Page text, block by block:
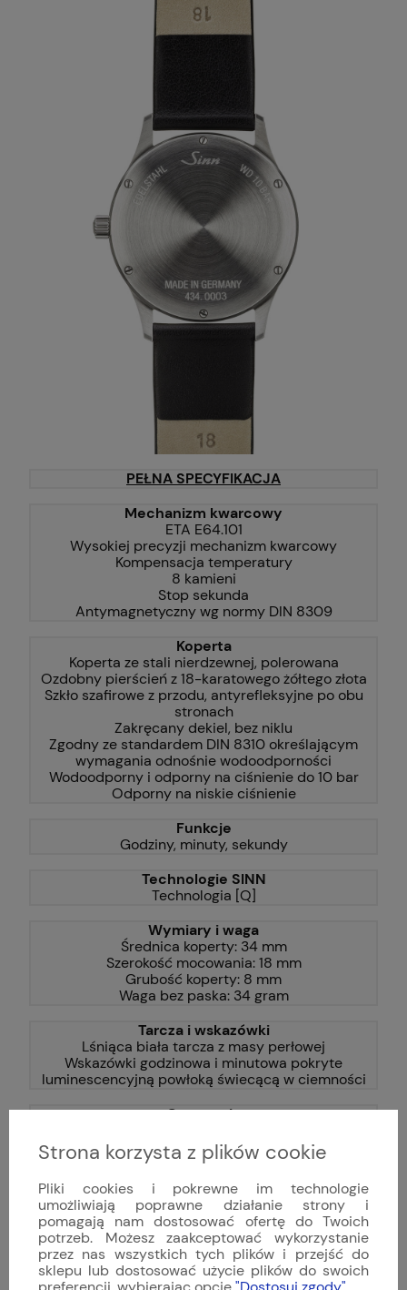
PEŁNA SPECYFIKACJA
Mechanizm kwarcowy
ETA E64.101
Wysokiej precyzji mechanizm kwarcowy
Kompensacja temperatury
8 kamieni
Stop sekunda
Antymagnetyczny wg normy DIN 8309
Koperta
Koperta ze stali nierdzewnej, polerowana
Ozdobny pierścień z 18-karatowego żółtego złota
Szkło szafirowe z przodu, antyrefleksyjne po obu
stronach
Zakręcany dekiel, bez niklu
Zgodny ze standardem DIN 8310 określającym
wymagania odnośnie wodoodporności
Wodoodporny i odporny na ciśnienie do 10 bar
Odporny na niskie ciśnienie
Funkcje
Godziny, minuty, sekundy
Technologie SINN
Technologia [Q]
Wymiary i waga
Średnica koperty: 34 mm
Szerokość mocowania: 18 mm
Grubość koperty: 8 mm
Waga bez paska: 34 gram
Tarcza i wskazówki
Lśniąca biała tarcza z masy perłowej
Wskazówki godzinowa i minutowa pokryte
luminescencyjną powłoką świecącą w ciemności
Gwarancja
Dwuletnia polska gwarancja z tytułu rękojmi
(najwyższy poziom ochrony Konsumenta w Polsce)
Pliki do pobrania:
[PDF] Instrukcja obsługi zegarka Sinn 434
Dane techniczne
Strona korzysta z plików cookie
Pliki cookies i pokrewne im technologie
umożliwiają poprawne działanie strony i
pomagają nam dostosować ofertę do Twoich
potrzeb. Możesz zaakceptować wykorzystanie
przez nas wszystkich tych plików i przejść do
sklepu lub dostosować użycie plików do swoich